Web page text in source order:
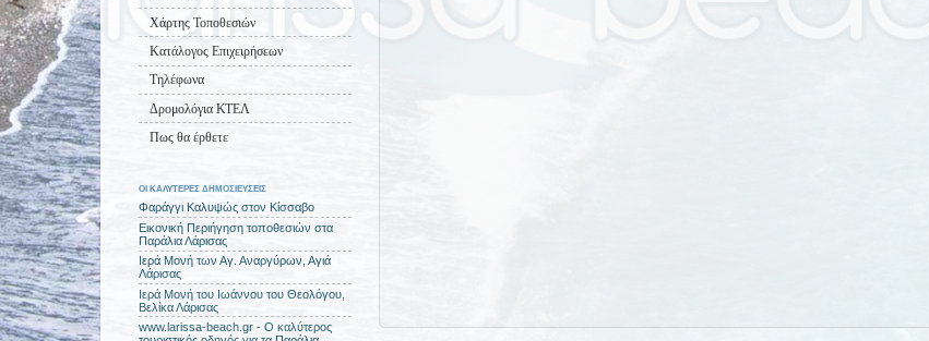
Χάρτης Τοποθεσιών
Κατάλογος Επιχειρήσεων
Τηλέφωνα
Δρομολόγια ΚΤΕΛ
Πως θα έρθετε
ΟΙ ΚΑΛΥΤΕΡΕΣ ΔΗΜΟΣΙΕΥΣΕΙΣ
Φαράγγι Καλυψώς στον Κίσσαβο
Εικονική Περιήγηση τοποθεσιών στα
Παράλια Λάρισας
Ιερά Μονή των Αγ. Αναργύρων, Αγιά
Λάρισας
Ιερά Μονή του Ιωάννου του Θεολόγου,
Βελίκα Λάρισας
www.larissa-beach.gr - Ο καλύτερος